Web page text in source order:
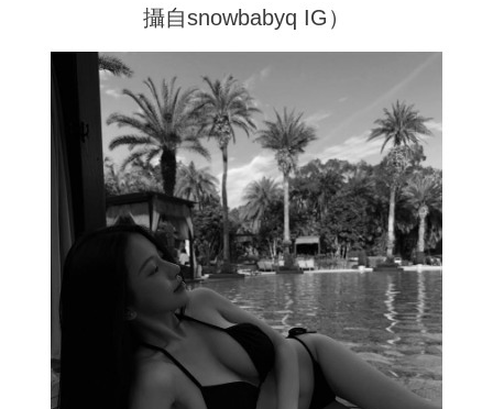
攝自snowbabyq IG）